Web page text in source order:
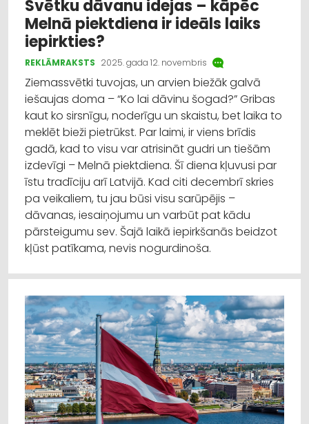
Svētku dāvanu idejas – kāpēc
Melnā piektdiena ir ideāls laiks
iepirkties?
REKLĀMRAKSTS 2025. gada 12. novembris
Ziemassvētki tuvojas, un arvien biežāk galvā
iešaujas doma – “Ko lai dāvinu šogad?” Gribas
kaut ko sirsnīgu, noderīgu un skaistu, bet laika to
meklēt bieži pietrūkst. Par laimi, ir viens brīdis
gadā, kad to visu var atrisināt gudri un tiešām
izdevīgi – Melnā piektdiena. Šī diena kļuvusi par
īstu tradīciju arī Latvijā. Kad citi decembrī skries
pa veikaliem, tu jau būsi visu sarūpējis –
dāvanas, iesaiņojumu un varbūt pat kādu
pārsteigumu sev. Šajā laikā iepirkšanās beidzot
kļūst patīkama, nevis nogurdinoša.